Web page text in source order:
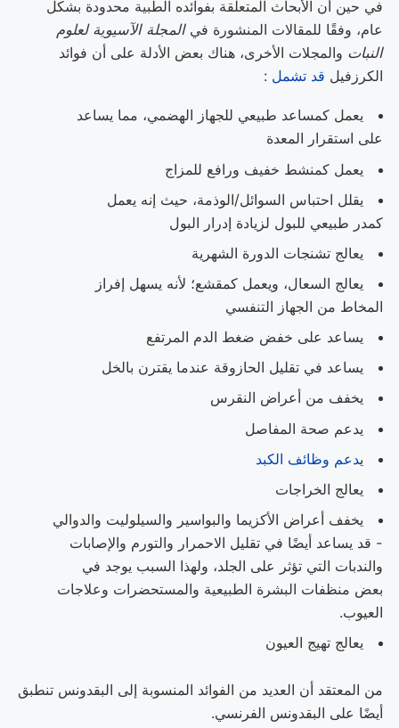
في حين أن الأبحاث المتعلقة بفوائده الطبية محدودة بشكل
عام، وفقًا للمقالات المنشورة فيالمجلة الآسيوية لعلوم
النبات والمجلات الأخرى، هناك بعض الأدلة على أن فوائد
الكرزفيل قد تشمل :
يعمل كمساعد طبيعي للجهاز الهضمي، مما يساعد
على استقرار المعدة
يعمل كمنشط خفيف ورافع للمزاج
يقلل احتباس السوائل/الوذمة، حيث إنه يعمل
كمدر طبيعي للبول لزيادة إدرار البول
يعالج تشنجات الدورة الشهرية
يعالج السعال، ويعمل كمقشع؛ لأنه يسهل إفراز
المخاط من الجهاز التنفسي
يساعد على خفض ضغط الدم المرتفع
يساعد في تقليل الحازوقة عندما يقترن بالخل
يخفف من أعراض النقرس
يدعم صحة المفاصل
يدعم وظائف الكبد
يعالج الخراجات
يخفف أعراض الأكزيما والبواسير والسيلوليت والدوالي
- قد يساعد أيضًا في تقليل الاحمرار والتورم والإصابات
والندبات التي تؤثر على الجلد، ولهذا السبب يوجد في
بعض منظفات البشرة الطبيعية والمستحضرات وعلاجات
العيوب.
يعالج تهيج العيون
من المعتقد أن العديد من الفوائد المنسوبة إلى البقدونس تنطبق
أيضًا على البقدونس الفرنسي.